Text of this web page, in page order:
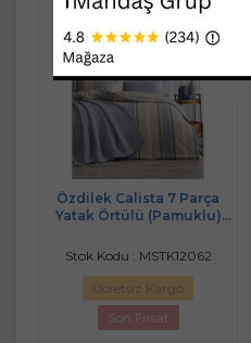
Özdilek Calista 7 Parça
Yatak Örtülü (Pamuklu)
Stok Kodu : MSTK12062
Ücretsiz Kargo
Son Fırsat